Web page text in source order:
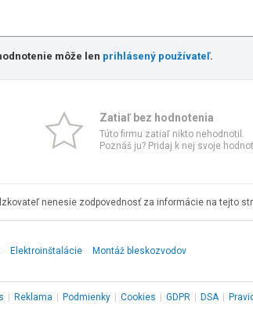
môže len prihlásený používateľ.
Zatiaľ bez hodnotenia
Túto firmu zatiaľ nikto nehodnotil.
Poznáš ju? Pridaj k nej svoje
nenesie zodpovednosť za informácie na tejto
Elektroinštalácie Montáž bleskozvodov
Reklama Podmienky Cookies GDPR DSA